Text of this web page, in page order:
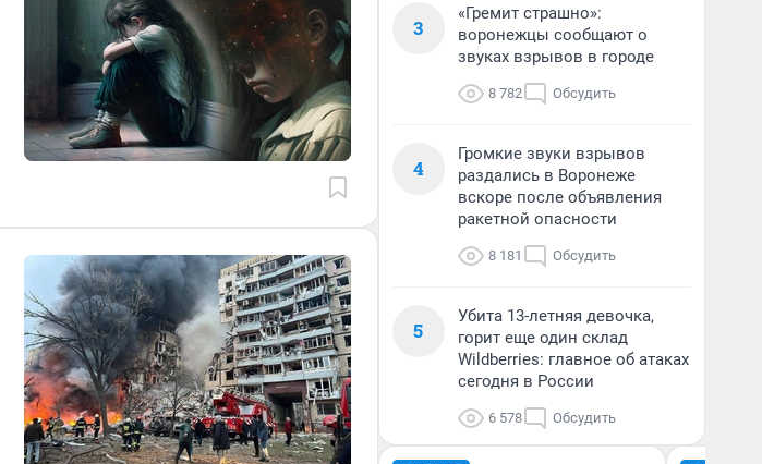
3
«Гремит страшно»:
воронежцы сообщают о
звуках взрывов в городе
8 782 Обсудить
4
Громкие звуки взрывов
раздались в Воронеже
вскоре после объявления
ракетной опасности
8 181 Обсудить
5
Убита 13-летняя девочка,
горит еще один склад
Wildberries: главное об атаках
сегодня в России
6 578 Обсудить